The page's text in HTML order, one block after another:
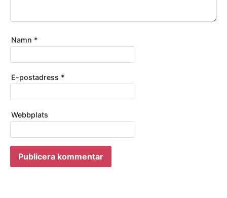
Namn *
E-postadress *
Webbplats